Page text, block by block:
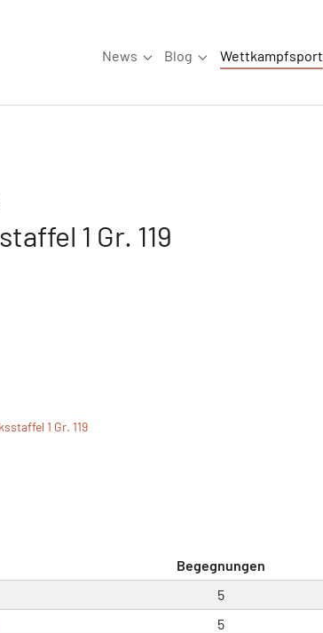
News
Submenu for "News"
Blog
Submenu for "Blog"
Wettkampfsport
1 Gr. 119
1 Gr. 119
Begegnungen
5
5